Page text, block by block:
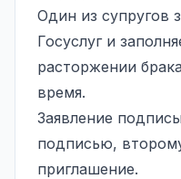
Один из супругов
Госуслуг и
расторжении
время.
Заявление
подписью,
приглашение.